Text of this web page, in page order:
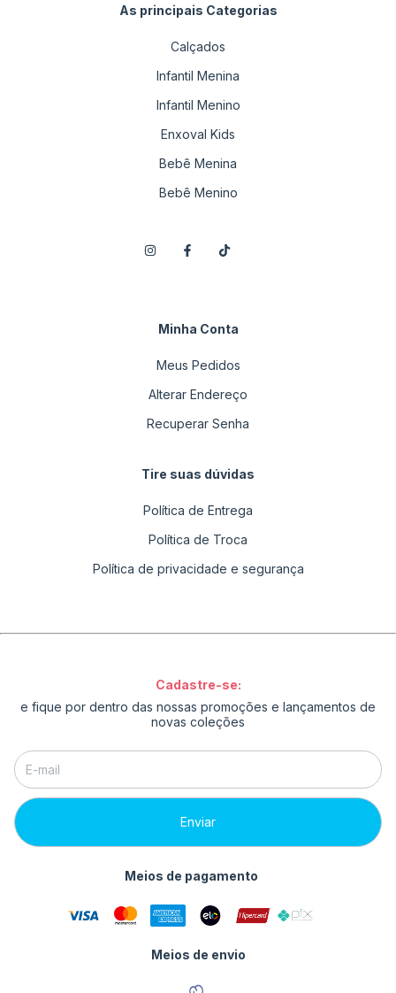
As principais Categorias
Calçados
Infantil Menina
Infantil Menino
Enxoval Kids
Bebê Menina
Bebê Menino
Minha Conta
Meus Pedidos
Alterar Endereço
Recuperar Senha
Tire suas dúvidas
Política de Entrega
Política de Troca
Política de privacidade e segurança
Cadastre-se:
e fique por dentro das nossas promoções e lançamentos de
novas coleções
Meios de pagamento
Meios de envio